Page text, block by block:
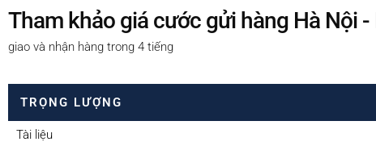
Tham khảo giá cước gửi hàng Hà Nội
giao và nhận hàng trong 4 tiếng
TRỌNG LƯỢNG
Tài liệu